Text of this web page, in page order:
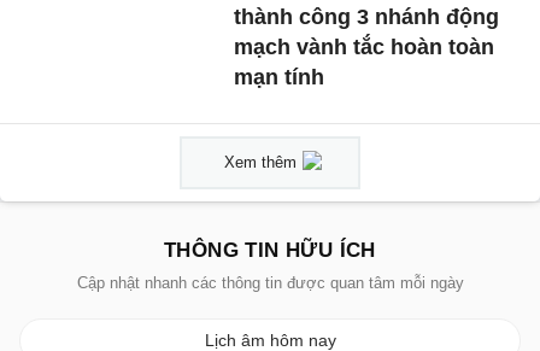
thành công 3 nhánh động
mạch vành tắc hoàn toàn
mạn tính
Xem thêm
THÔNG TIN HỮU ÍCH
Cập nhật nhanh các thông tin được quan tâm mỗi ngày
Lịch âm hôm nay